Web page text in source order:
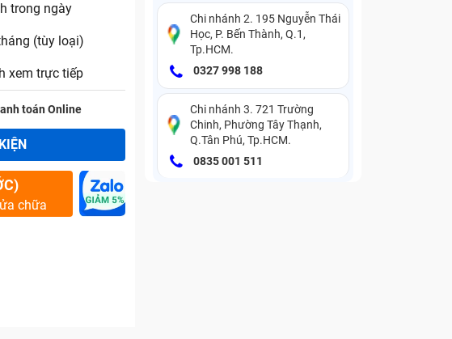
trong ngày
(tùy loại)
xem trực tiếp
toán Online
chữa
Chi nhánh 2. 195 Nguyễn Thái
Học, P. Bến Thành, Q.1,
Tp.HCM.
0327 998 188
Chi nhánh 3. 721 Trường
Chinh, Phường Tây Thạnh,
Q.Tân Phú, Tp.HCM.
0835 001 511